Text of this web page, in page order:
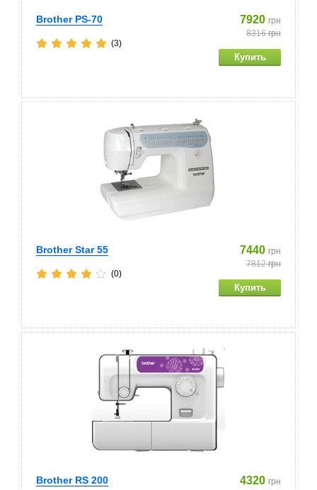
Brother PS-70 7920 грн
8316грн
(3)
Brother Star 55 7440 грн
7812грн
(0)
Brother RS 200 4320 грн